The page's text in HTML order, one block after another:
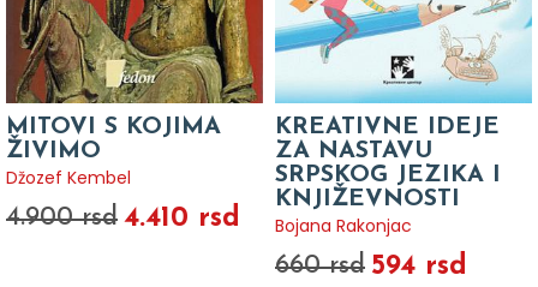
MITOVI S KOJIMA
ŽIVIMO
Džozef Kembel
4.900 rsd 4.410 rsd
KREATIVNE IDEJE
ZA NASTAVU
SRPSKOG JEZIKA I
KNJIŽEVNOSTI
Bojana Rakonjac
660 rsd 594 rsd